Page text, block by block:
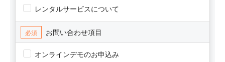
レンタルサービスについて
必須 お問い合わせ項目
オンラインデモのお申込み